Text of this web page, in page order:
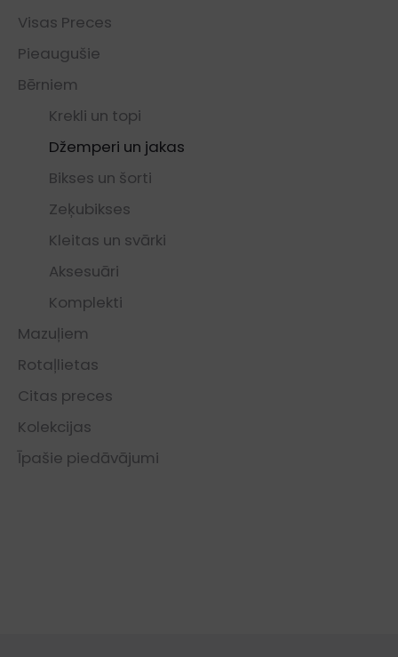
Visas Preces
Pieaugušie
Bērniem
Krekli un topi
Džemperi un jakas
Bikses un šorti
Zeķubikses
Kleitas un svārki
Aksesuāri
Komplekti
Mazuļiem
Rotaļlietas
Citas preces
Kolekcijas
Īpašie piedāvājumi